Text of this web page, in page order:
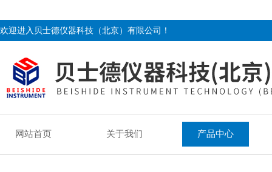
欢迎进入贝士德仪器科技（北京）有限公司！
网站首页 关于我们 产品中心